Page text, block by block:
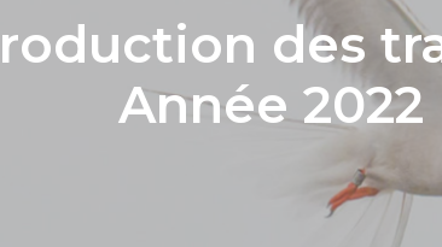
des
Année 2022